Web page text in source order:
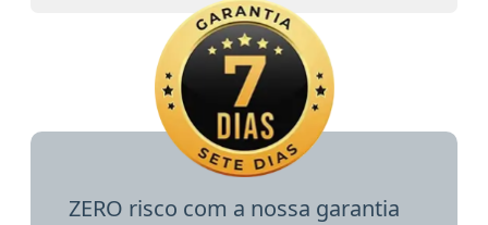
ZERO risco com a nossa garantia